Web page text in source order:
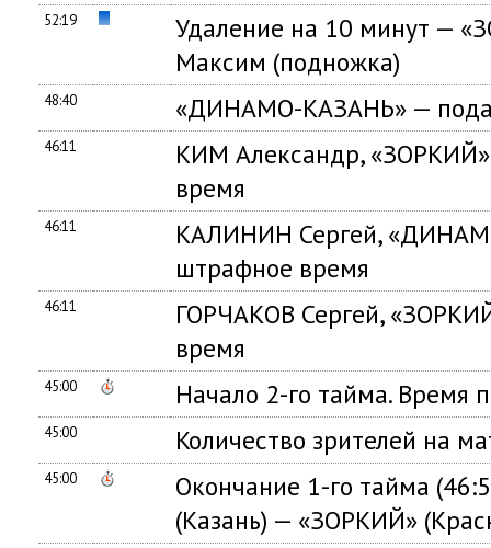
52:19
Удаление на 10 минут —
Максим (подножка)
48:40 «ДИНАМО-КАЗАНЬ» —
46:11
КИМ Александр,
время
46:11
КАЛИНИН Сергей,
штрафное время
46:11
ГОРЧАКОВ Сергей,
время
45:00 Начало 2-го тайма. Время
45:00 Количество зрителей на
45:00
Окончание 1-го тайма
(Казань) — «ЗОРКИЙ»